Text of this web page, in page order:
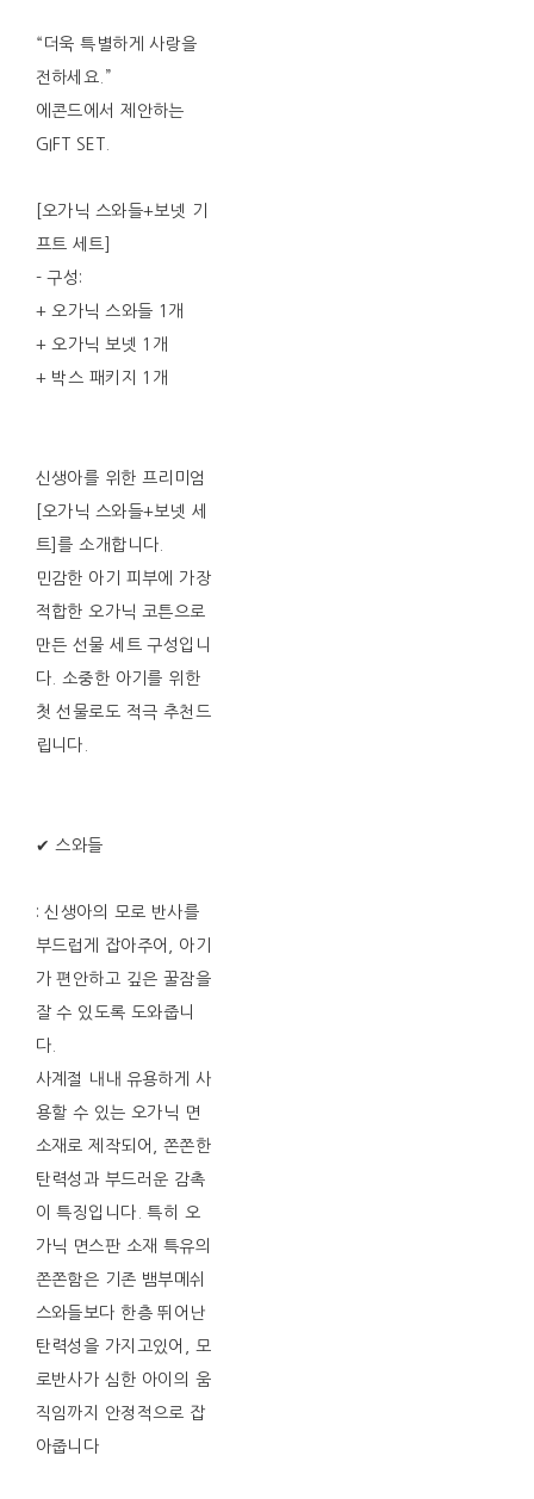
“더욱 특별하게 사랑을
전하세요.”
에콘드에서 제안하는
GIFT SET.
[오가닉 스와들+보넷 기
프트 세트]
- 구성:
+ 오가닉 스와들 1개
+ 오가닉 보넷 1개
+ 박스 패키지 1개
신생아를 위한 프리미엄
[오가닉 스와들+보넷 세
트]를 소개합니다.
민감한 아기 피부에 가장
적합한 오가닉 코튼으로
만든 선물 세트 구성입니
다. 소중한 아기를 위한
첫 선물로도 적극 추천드
립니다.
✔ 스와들
: 신생아의 모로 반사를
부드럽게 잡아주어, 아기
가 편안하고 깊은 꿀잠을
잘 수 있도록 도와줍니
다.
사계절 내내 유용하게 사
용할 수 있는 오가닉 면
소재로 제작되어, 쫀쫀한
탄력성과 부드러운 감촉
이 특징입니다. 특히 오
가닉 면스판 소재 특유의
쫀쫀함은 기존 뱀부메쉬
스와들보다 한층 뛰어난
탄력성을 가지고있어, 모
로반사가 심한 아이의 움
직임까지 안정적으로 잡
아줍니다